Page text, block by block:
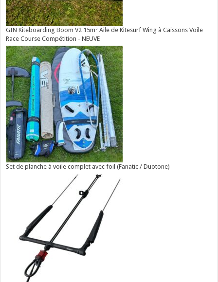
GIN Kiteboarding Boom V2 15m² Aile de Kitesurf Wing à Caissons Voile
Race Course Compétition - NEUVE
Set de planche à voile complet avec foil (Fanatic / Duotone)